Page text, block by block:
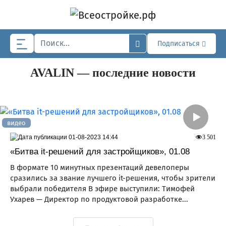
Skip to main content
Подписаться
AVALIN — последние новости
видео
«Битва it-решений для застройщиков», 01.08
В формате 10 минутных презентаций девелоперы
сразились за звание лучшего it-решения, чтобы зрители
выбрали победителя В эфире выступили: Тимофей
Ухарев — Директор по продуктовой разработке...
3 501
01-08-2023 14:44